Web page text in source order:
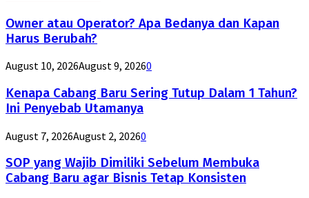
Owner atau Operator? Apa Bedanya dan Kapan
Harus Berubah?
August 10, 2026August 9, 20260
Kenapa Cabang Baru Sering Tutup Dalam 1 Tahun?
Ini Penyebab Utamanya
August 7, 2026August 2, 20260
SOP yang Wajib Dimiliki Sebelum Membuka
Cabang Baru agar Bisnis Tetap Konsisten